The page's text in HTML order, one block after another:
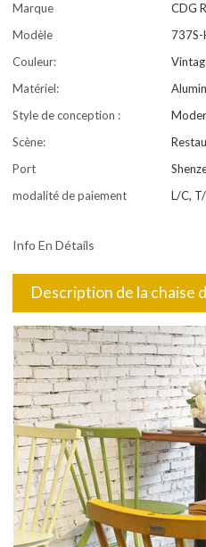
Marque
CDG
Modèle
737S-
Couleur:
Matériel:
Style de conception :
Scène:
Port
modalité de paiement
L/C,
Info En Détails
Description de la chaise